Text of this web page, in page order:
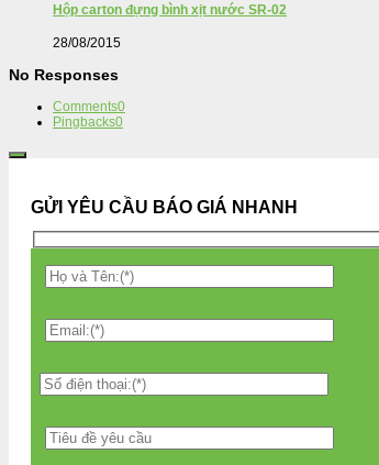
Hộp carton đựng bình xịt nước SR-02
28/08/2015
No Responses
Comments0
Pingbacks0
GỬI YÊU CẦU BÁO GIÁ NHANH